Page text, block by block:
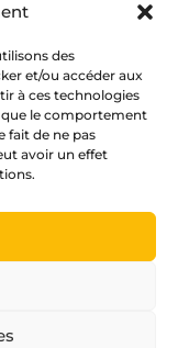
des
et/ou accéder aux
à ces technologies
que le comportement
fait de ne pas
avoir un effet
remboursé.
marche ou le